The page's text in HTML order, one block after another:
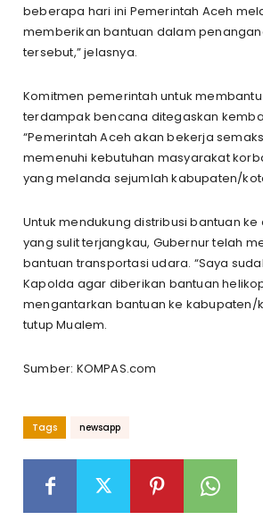
beberapa hari ini Pemerintah Aceh
memberikan bantuan dalam
tersebut,” jelasnya.
Komitmen pemerintah untuk
terdampak bencana ditegaskan
“Pemerintah Aceh akan bekerja
memenuhi kebutuhan masyarakat
yang melanda sejumlah kabupaten/
Untuk mendukung distribusi bantuan
yang sulit terjangkau, Gubernur telah
bantuan transportasi udara. “Saya
Kapolda agar diberikan bantuan
mengantarkan bantuan ke kabupaten/
tutup Mualem.
Sumber: KOMPAS.com
Tags newsapp